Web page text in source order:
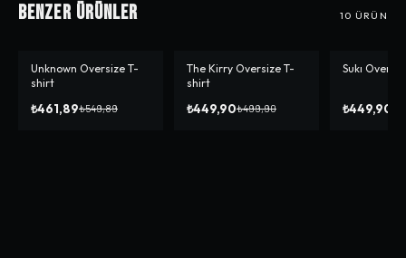
Benzer Ürünler 10 ÜRÜN
-%16
Unknown Oversize T-
shirt
₺461,89₺549,89
-%10
The Kirry Oversize T-
shirt
₺449,90₺499,90
-%10
Sukı
₺449,90